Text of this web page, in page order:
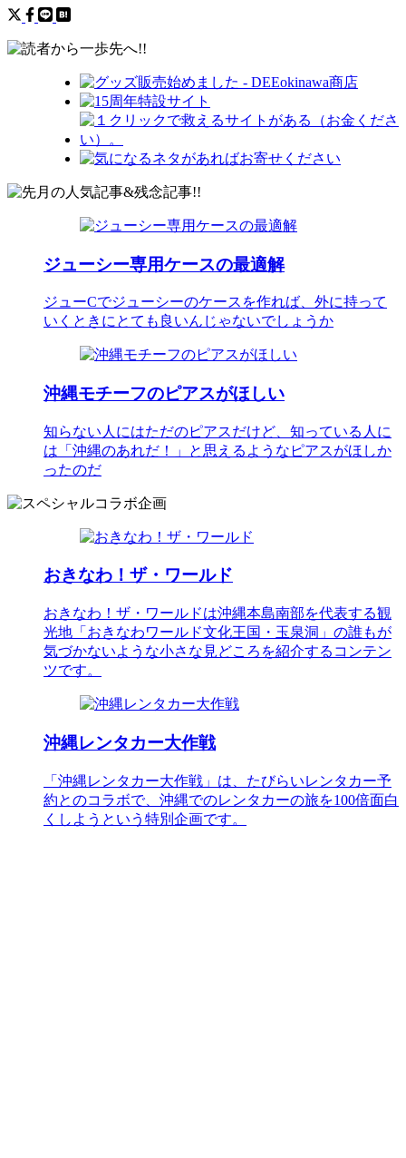
ジューシー専用ケースの最適解
ジューCでジューシーのケースを作れば、外に持って
いくときにとても良いんじゃないでしょうか
沖縄モチーフのピアスがほしい
知らない人にはただのピアスだけど、知っている人に
は「沖縄のあれだ！」と思えるようなピアスがほしか
ったのだ
おきなわ！ザ・ワールド
おきなわ！ザ・ワールドは沖縄本島南部を代表する観
光地「おきなわワールド文化王国・玉泉洞」の誰もが
気づかないような小さな見どころを紹介するコンテン
ツです。
沖縄レンタカー大作戦
「沖縄レンタカー大作戦」は、たびらいレンタカー予
約とのコラボで、沖縄でのレンタカーの旅を100倍面白
くしようという特別企画です。